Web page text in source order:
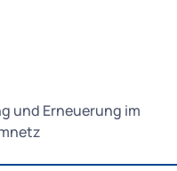
und Erneuerung im